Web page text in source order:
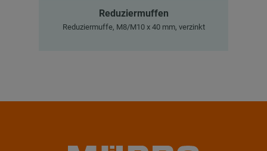
Reduziermuffen
Reduziermuffe, M8/M10 x 40 mm, verzinkt